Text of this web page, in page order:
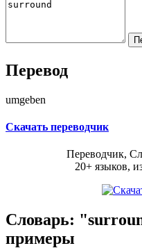
Перевод
umgeben
Скачать переводчик
Переводчик,
20+ языков,
Словарь:
примеры